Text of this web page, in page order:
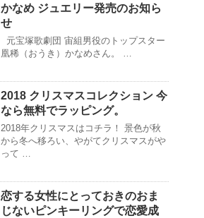
かなめ ジュエリー発売のお知ら
せ
元宝塚歌劇団 宙組男役のトップスター
凰稀（おうき）かなめさん。 …
2018 クリスマスコレクション 今
なら無料でラッピング。
2018年クリスマスはコチラ！ 景色が秋
から冬へ移ろい、やがてクリスマスがや
って …
恋する女性にとっておきのおま
じないピンキーリングで恋愛成